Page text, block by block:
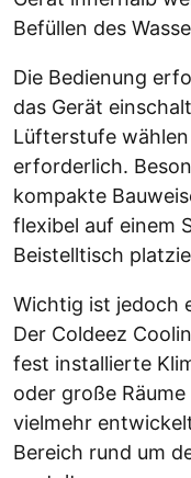
Befüllen des
Die Bedienung
das Gerät
Lüfterstufe
erforderlich.
kompakte
flexibel auf einem
Beistelltisch
Wichtig ist jedoch
Der Coldeez
fest installierte
oder große
vielmehr
Bereich rund um